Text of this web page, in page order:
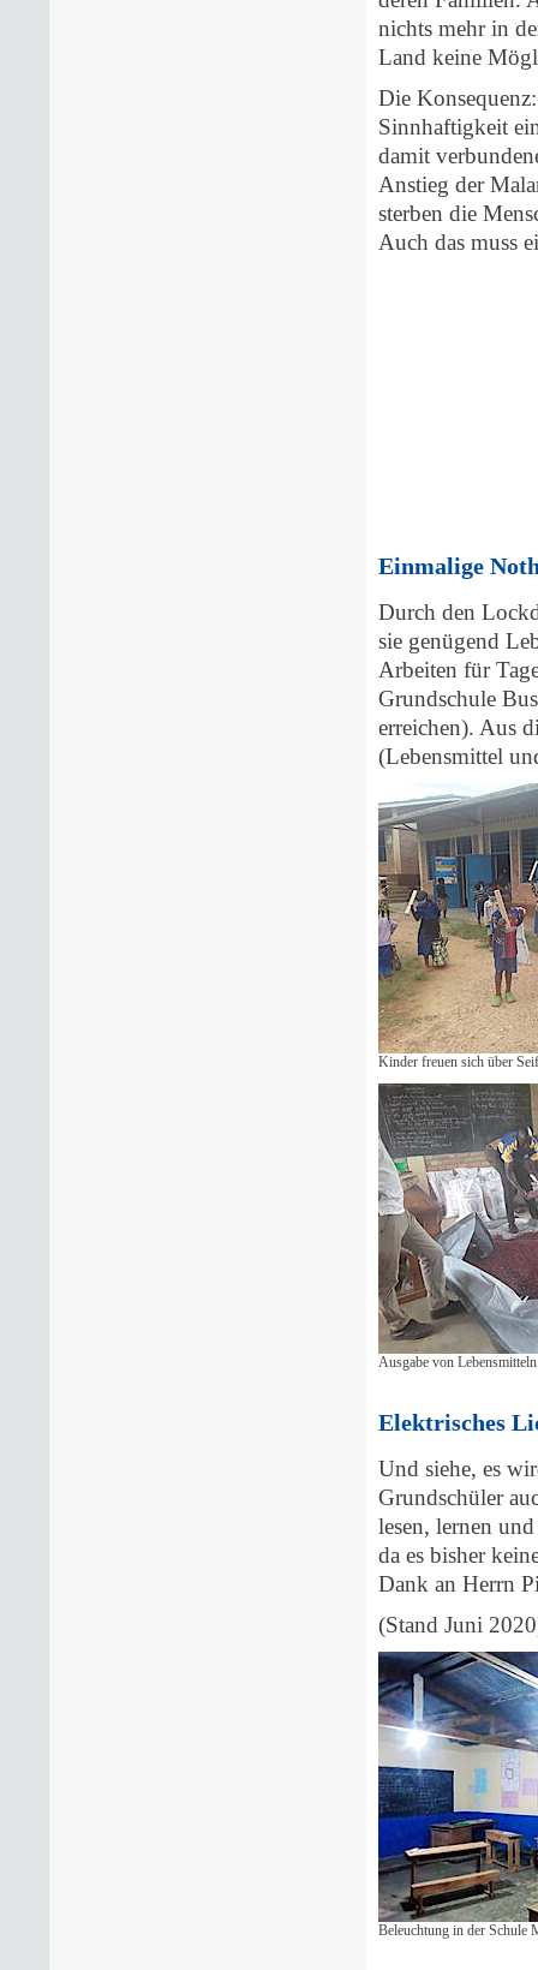
nichts mehr in
Land keine
Die
Sinnhaftigkeit
damit
Anstieg der
sterben die
Auch das muss
Einmalige
Durch den
sie genügend
Arbeiten für
Grundschule
erreichen). Aus
(Lebensmittel
Kinder freuen sich über
Ausgabe von Lebensmitteln
Elektrisches
Und siehe, es
Grundschüler
lesen, lernen
da es bisher
Dank an Herrn
(Stand Juni
Beleuchtung in der Schule